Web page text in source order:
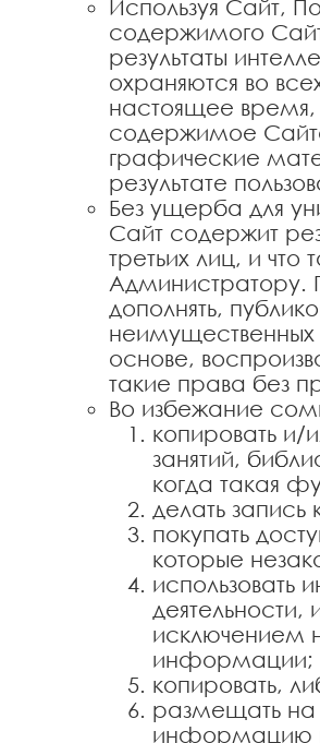
Используя Сайт,
содержимого
результаты
охраняются во
настоящее время,
содержимое
графические
результате
Без ущерба для
Сайт содержит
третьих лиц, и
Администратору.
дополнять,
неимущественных
основе,
такие права без
Во избежание
копировать
занятий,
когда такая
делать
покупать
которые
исключением
информации;
копировать,
размещать
информацию